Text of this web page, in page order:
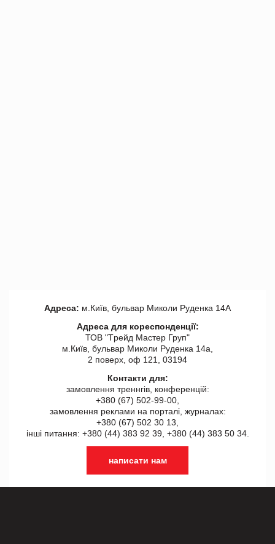
Адреса: м.Київ, бульвар Миколи Руденка 14А
Адреса для кореспонденції:
ТОВ "Tрейд Мастер Груп"
м.Київ, бульвар Миколи Руденка 14а,
2 поверх, оф 121, 03194
Контакти для:
замовлення треннгів, конференцій:
+380 (67) 502-99-00,
замовлення реклами на порталі, журналах:
+380 (67) 502 30 13,
інші питання: +380 (44) 383 92 39, +380 (44) 383 50 34.
написати нам